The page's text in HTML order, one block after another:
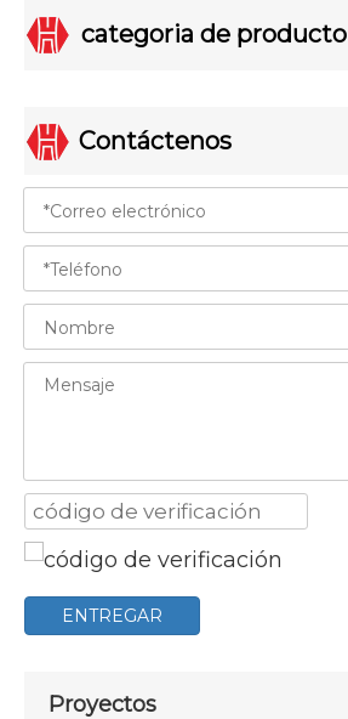
categoria de producto
Contáctenos
ENTREGAR
Proyectos